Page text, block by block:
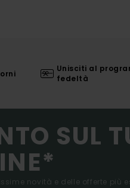
Unisciti al
fedeltà
SUL
novità e delle offerte più